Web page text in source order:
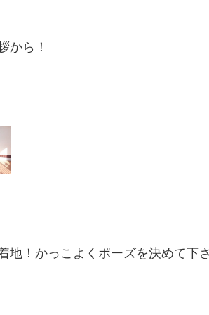
から！
地！かっこよくポーズを決めて下